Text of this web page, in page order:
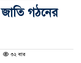
জাতি গঠনের
৩২ বার